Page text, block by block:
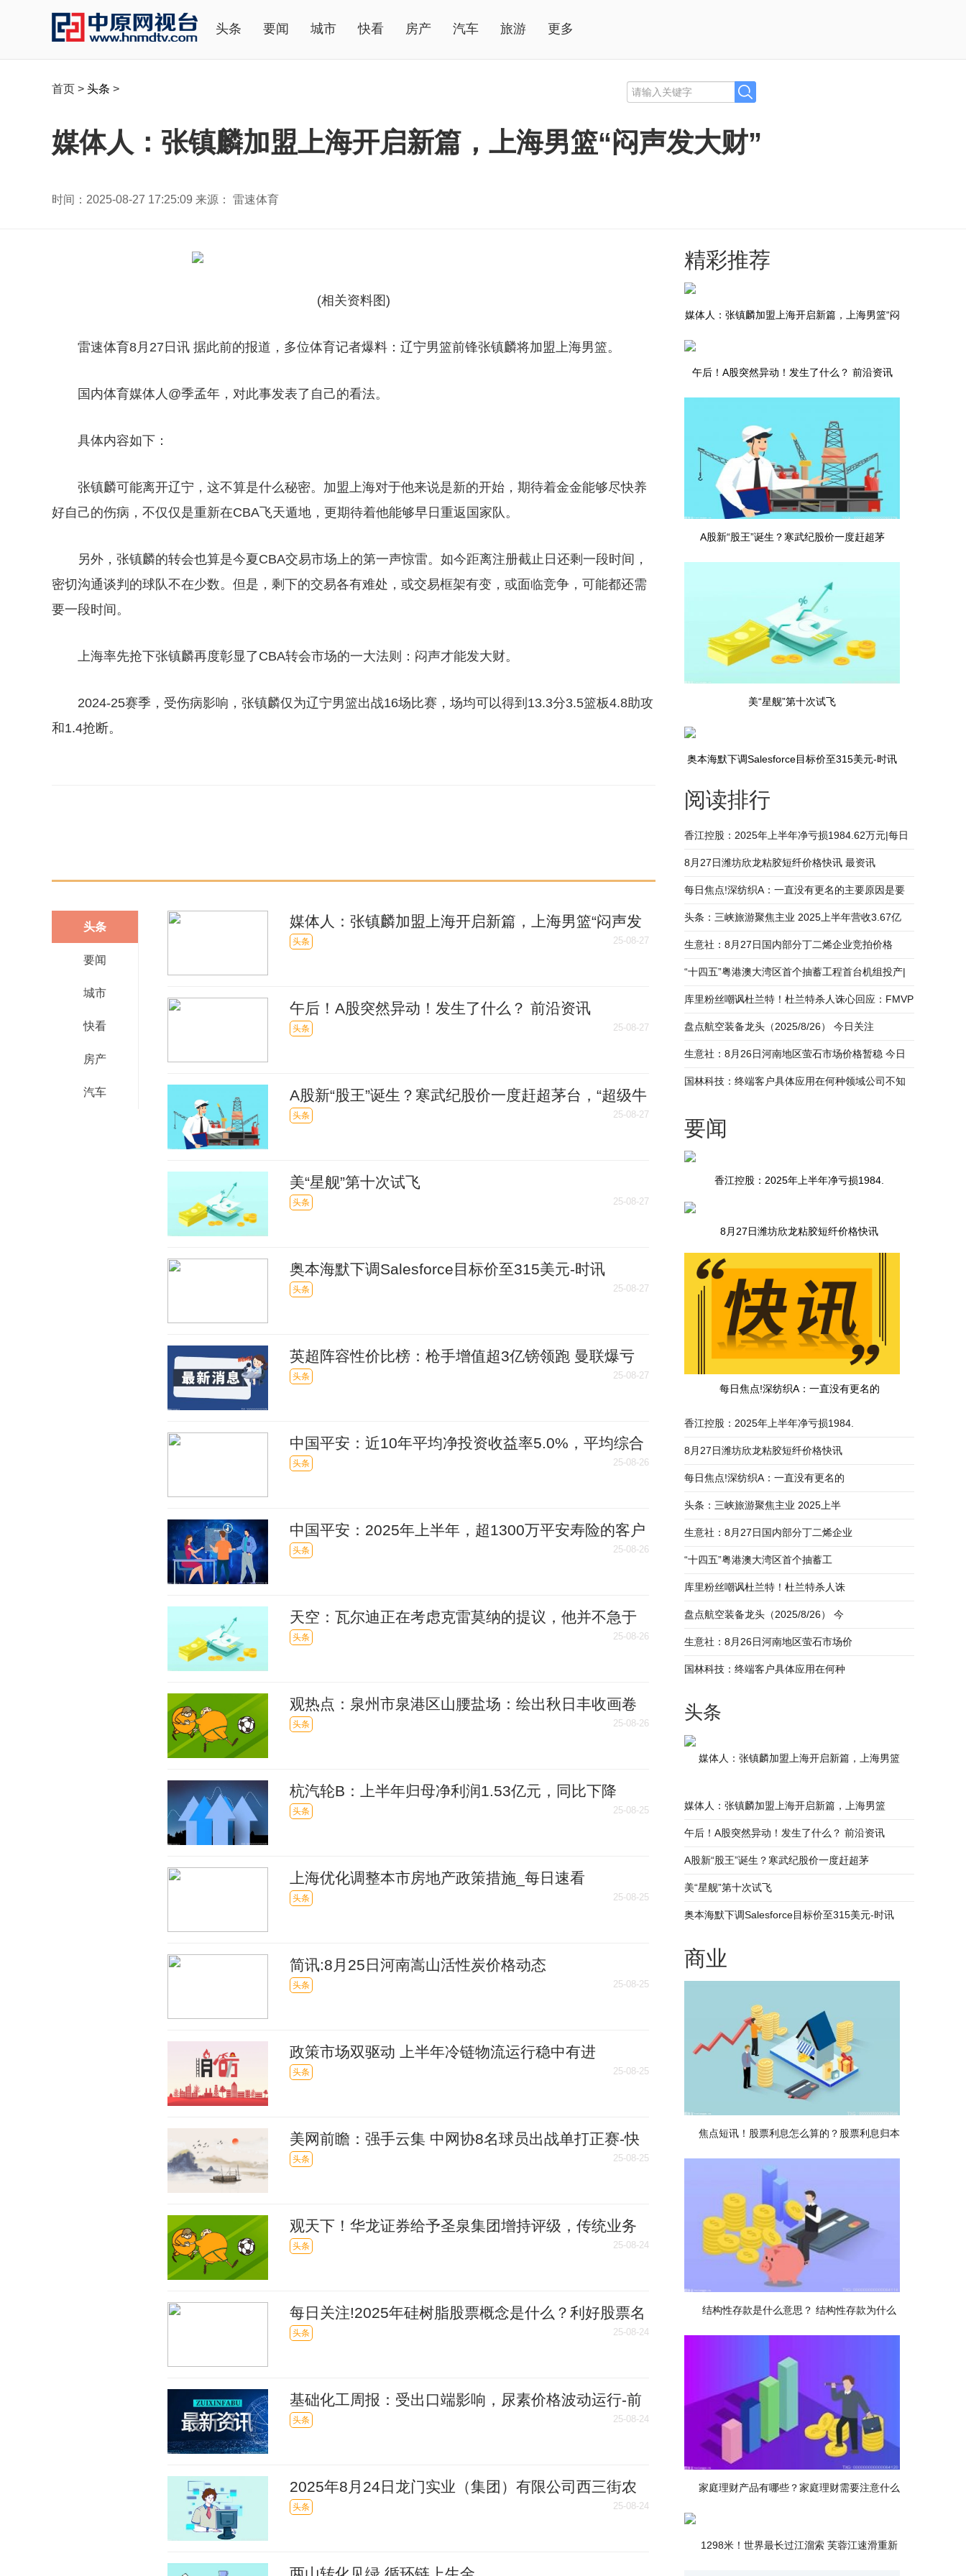
头条 要闻 城市 快看 房产 汽车 旅游 更多
首页 > 头条 >
媒体人：张镇麟加盟上海开启新篇，上海男篮“闷声发大财”
时间：2025-08-27 17:25:09 来源： 雷速体育
(相关资料图)
雷速体育8月27日讯 据此前的报道，多位体育记者爆料：辽宁男篮前锋张镇麟将加盟上海男篮。
国内体育媒体人@季孟年，对此事发表了自己的看法。
具体内容如下：
张镇麟可能离开辽宁，这不算是什么秘密。加盟上海对于他来说是新的开始，期待着金金能够尽快养
好自己的伤病，不仅仅是重新在CBA飞天遁地，更期待着他能够早日重返国家队。
另外，张镇麟的转会也算是今夏CBA交易市场上的第一声惊雷。如今距离注册截止日还剩一段时间，
密切沟通谈判的球队不在少数。但是，剩下的交易各有难处，或交易框架有变，或面临竞争，可能都还需
要一段时间。
上海率先抢下张镇麟再度彰显了CBA转会市场的一大法则：闷声才能发大财。
2024-25赛季，受伤病影响，张镇麟仅为辽宁男篮出战16场比赛，场均可以得到13.3分3.5篮板4.8助攻
和1.4抢断。
头条
要闻
城市
快看
房产
汽车
媒体人：张镇麟加盟上海开启新篇，上海男篮“闷声发
大财”
头条 25-08-27
午后！A股突然异动！发生了什么？ 前沿资讯
头条 25-08-27
A股新“股王”诞生？寒武纪股价一度赶超茅台，“超级牛
散”章建平上半年加仓超74万股
头条 25-08-27
美“星舰”第十次试飞
头条 25-08-27
奥本海默下调Salesforce目标价至315美元-时讯
头条 25-08-27
英超阵容性价比榜：枪手增值超3亿镑领跑 曼联爆亏
超3亿垫底
头条 25-08-27
中国平安：近10年平均净投资收益率5.0%，平均综合
投资收益率5.1%
头条 25-08-26
中国平安：2025年上半年，超1300万平安寿险的客户
使用健康管理服务
头条 25-08-26
天空：瓦尔迪正在考虑克雷莫纳的提议，他并不急于
做出决定
头条 25-08-26
观热点：泉州市泉港区山腰盐场：绘出秋日丰收画卷
头条 25-08-26
杭汽轮B：上半年归母净利润1.53亿元，同比下降
20.08%
头条 25-08-25
上海优化调整本市房地产政策措施_每日速看
头条 25-08-25
简讯:8月25日河南嵩山活性炭价格动态
头条 25-08-25
政策市场双驱动 上半年冷链物流运行稳中有进
头条 25-08-25
美网前瞻：强手云集 中网协8名球员出战单打正赛-快
播
头条 25-08-25
观天下！华龙证券给予圣泉集团增持评级，传统业务
稳中有进、高端材料快速放量
头条 25-08-24
每日关注!2025年硅树脂股票概念是什么？利好股票名
单收好！（8月22日）
头条 25-08-24
基础化工周报：受出口端影响，尿素价格波动运行-前
沿资讯
头条 25-08-24
2025年8月24日龙门实业（集团）有限公司西三街农
副水产品市场价格行情|报资讯
头条 25-08-24
精彩推荐
媒体人：张镇麟加盟上海开启新篇，上海男篮“闷
午后！A股突然异动！发生了什么？ 前沿资讯
A股新“股王”诞生？寒武纪股价一度赶超茅
美“星舰”第十次试飞
奥本海默下调Salesforce目标价至315美元-时讯
阅读排行
香江控股：2025年上半年净亏损1984.62万元|每日
热文
8月27日潍坊欣龙粘胶短纤价格快讯 最资讯
每日焦点!深纺织A：一直没有更名的主要原因是要
结合战略规划的需要
头条：三峡旅游聚焦主业 2025上半年营收3.67亿
生意社：8月27日国内部分丁二烯企业竞拍价格
“十四五”粤港澳大湾区首个抽蓄工程首台机组投产|
焦点报道
库里粉丝嘲讽杜兰特！杜兰特杀人诛心回应：FMVP
可以寄给勇士！-热消息
盘点航空装备龙头（2025/8/26） 今日关注
生意社：8月26日河南地区萤石市场价格暂稳 今日
视点
国林科技：终端客户具体应用在何种领域公司不知
要闻
香江控股：2025年上半年净亏损1984.
8月27日潍坊欣龙粘胶短纤价格快讯
每日焦点!深纺织A：一直没有更名的
香江控股：2025年上半年净亏损1984.
8月27日潍坊欣龙粘胶短纤价格快讯
每日焦点!深纺织A：一直没有更名的
头条：三峡旅游聚焦主业 2025上半
生意社：8月27日国内部分丁二烯企业
“十四五”粤港澳大湾区首个抽蓄工
库里粉丝嘲讽杜兰特！杜兰特杀人诛
盘点航空装备龙头（2025/8/26） 今
生意社：8月26日河南地区萤石市场价
国林科技：终端客户具体应用在何种
头条
媒体人：张镇麟加盟上海开启新篇，上海男篮
媒体人：张镇麟加盟上海开启新篇，上海男篮
午后！A股突然异动！发生了什么？ 前沿资讯
A股新“股王”诞生？寒武纪股价一度赶超茅
美“星舰”第十次试飞
奥本海默下调Salesforce目标价至315美元-时讯
商业
焦点短讯！股票利息怎么算的？股票利息归本
结构性存款是什么意思？ 结构性存款为什么
家庭理财产品有哪些？家庭理财需要注意什么
1298米！世界最长过江溜索 芙蓉江速滑重新